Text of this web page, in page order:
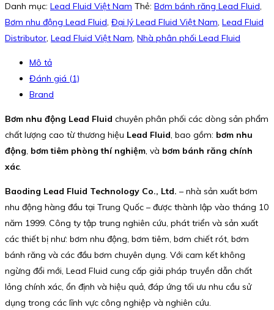
Danh mục: Lead Fluid Việt Nam Thẻ: Bơm bánh răng Lead Fluid,
Bơm nhu động Lead Fluid, Đại lý Lead Fluid Việt Nam, Lead Fluid
Distributor, Lead Fluid Việt Nam, Nhà phân phối Lead Fluid
Mô tả
Đánh giá (1)
Brand
Bơm nhu động Lead Fluid chuyên phân phối các dòng sản phẩm
chất lượng cao từ thương hiệu Lead Fluid, bao gồm: bơm nhu
động, bơm tiêm phòng thí nghiệm, và bơm bánh răng chính
xác.
Baoding Lead Fluid Technology Co., Ltd. – nhà sản xuất bơm
nhu động hàng đầu tại Trung Quốc – được thành lập vào tháng 10
năm 1999. Công ty tập trung nghiên cứu, phát triển và sản xuất
các thiết bị như: bơm nhu động, bơm tiêm, bơm chiết rót, bơm
bánh răng và các đầu bơm chuyên dụng. Với cam kết không
ngừng đổi mới, Lead Fluid cung cấp giải pháp truyền dẫn chất
lỏng chính xác, ổn định và hiệu quả, đáp ứng tối ưu nhu cầu sử
dụng trong các lĩnh vực công nghiệp và nghiên cứu.